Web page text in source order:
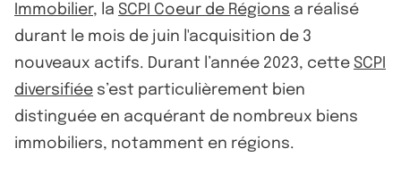
Immobilier, la SCPI Coeur de Régions a réalisé
durant le mois de juin l'acquisition de 3
nouveaux actifs. Durant l’année 2023, cette SCPI
diversifiée s’est particulièrement bien
distinguée en acquérant de nombreux biens
immobiliers, notamment en régions.